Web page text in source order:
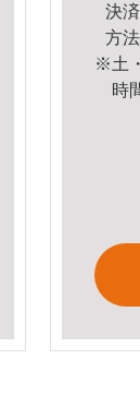
決
方
※土
時